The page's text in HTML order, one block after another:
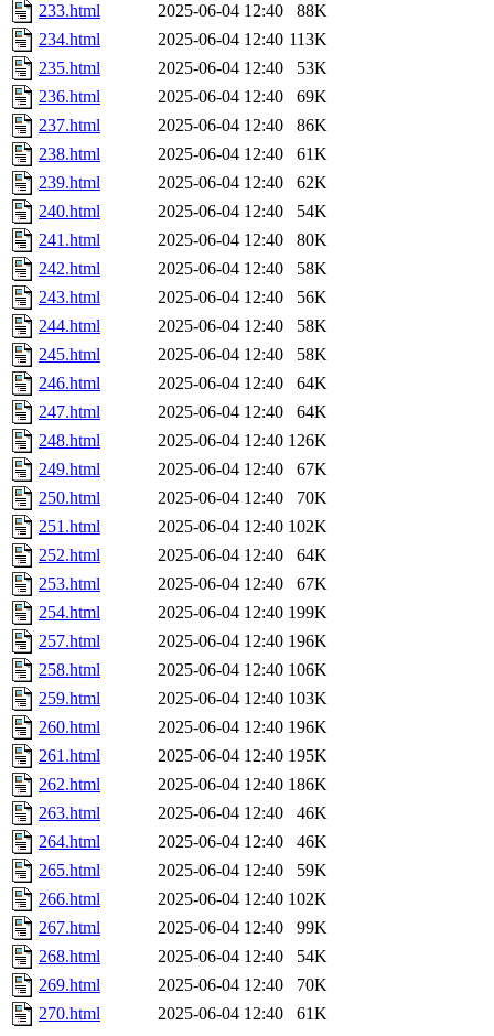
233.html
2025-06-04 12:40
88K
234.html
2025-06-04 12:40 113K
235.html
2025-06-04 12:40
53K
236.html
2025-06-04 12:40
69K
237.html
2025-06-04 12:40
86K
238.html
2025-06-04 12:40
61K
239.html
2025-06-04 12:40
62K
240.html
2025-06-04 12:40
54K
241.html
2025-06-04 12:40
80K
242.html
2025-06-04 12:40
58K
243.html
2025-06-04 12:40
56K
244.html
2025-06-04 12:40
58K
245.html
2025-06-04 12:40
58K
246.html
2025-06-04 12:40
64K
247.html
2025-06-04 12:40
64K
248.html
2025-06-04 12:40 126K
249.html
2025-06-04 12:40
67K
250.html
2025-06-04 12:40
70K
251.html
2025-06-04 12:40 102K
252.html
2025-06-04 12:40
64K
253.html
2025-06-04 12:40
67K
254.html
2025-06-04 12:40 199K
257.html
2025-06-04 12:40 196K
258.html
2025-06-04 12:40 106K
259.html
2025-06-04 12:40 103K
260.html
2025-06-04 12:40 196K
261.html
2025-06-04 12:40 195K
262.html
2025-06-04 12:40 186K
263.html
2025-06-04 12:40
46K
264.html
2025-06-04 12:40
46K
265.html
2025-06-04 12:40
59K
266.html
2025-06-04 12:40 102K
267.html
2025-06-04 12:40
99K
268.html
2025-06-04 12:40
54K
269.html
2025-06-04 12:40
70K
270.html
2025-06-04 12:40 61K